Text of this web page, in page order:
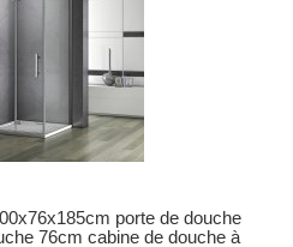
porte de douche
76cm cabine de douche à